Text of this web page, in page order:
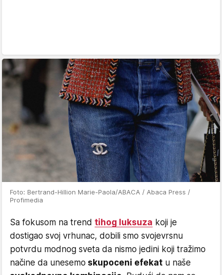
Foto: Bertrand-Hillion Marie-Paola/ABACA / Abaca Press /
Profimedia
Sa fokusom na trend tihog luksuza koji je
dostigao svoj vrhunac, dobili smo svojevrsnu
potvrdu modnog sveta da nismo jedini koji tražimo
načine da unesemo skupoceni efekat u naše